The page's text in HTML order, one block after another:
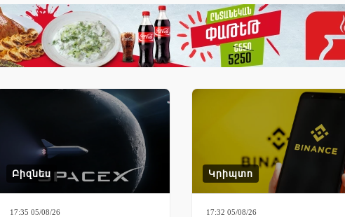
Բիզնես
17:35 05/08/26
Կրիպտո
17:32 05/08/26